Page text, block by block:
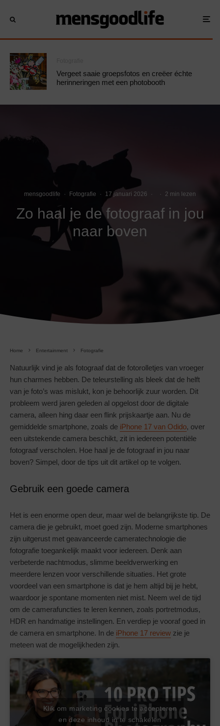
Vergeet saaie groepsfotos en creëer échte
herinneringen met een photobooth
mensgoodlife · Fotografie · 17 januari 2026 · · 2 min lezen
Zo haal je de fotograaf in jou
naar boven
Home Entertainment Fotografie
Natuurlijk vind je als fotograaf dat de fotorolletjes van vroeger
hun charmes hebben. De teleurstelling als bleek dat de helft
van je foto’s was mislukt, kon je behoorlijk zuur worden. Dit
probleem werd jaren geleden al opgelost door de digitale
camera, alleen hing daar een flink prijskaartje aan. Nu de
gemiddelde smartphone, zoals de iPhone 17 van Odido, over
een uitstekende camera beschikt, zit in iedereen potentiële
fotograaf verscholen. Hoe haal je de fotograaf in jou naar
boven? Simpel, door de tips uit dit artikel op te volgen.
Gebruik een goede camera
Het is een enorme open deur, maar wel de belangrijkste tip. De
camera die je gebruikt, moet goed zijn. Moderne smartphones
zijn uitgerust met geavanceerde cameratechnologie die
fotografie toegankelijk maakt voor iedereen. Denk aan
verbeterde nachtmodus, slimme beeldverwerking en
meerdere lenzen voor verschillende situaties. Het grote
voordeel van een smartphone is dat je hem altijd bij je hebt,
waardoor je spontane momenten niet mist. Neem wel de tijd
om de camerafuncties te leren kennen, zoals portretmodus,
HDR en handmatige instellingen. En verdiep je vooraf goed in
de camera en smartphone. In de iPhone 17 review zie je
meteen wat de mogelijkheden zijn.
Klik om marketing cookies te accepteren
en deze inhoud in te schakelen